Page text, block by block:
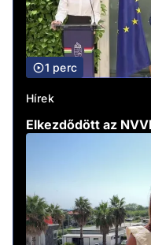
1 perc
Hírek
Elkezdődött az